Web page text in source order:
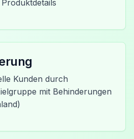
Kunden durch
mit Behinderungen